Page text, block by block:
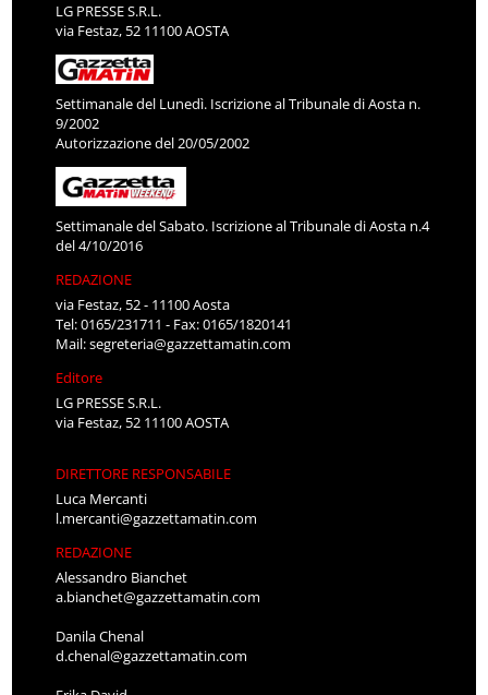
LG PRESSE S.R.L.
via Festaz, 52 11100 AOSTA
Settimanale del Lunedì. Iscrizione al Tribunale di Aosta n.
9/2002
Autorizzazione del 20/05/2002
Settimanale del Sabato. Iscrizione al Tribunale di Aosta n.4
del 4/10/2016
REDAZIONE
via Festaz, 52 - 11100 Aosta
Tel: 0165/231711 - Fax: 0165/1820141
Mail:segreteria@gazzettamatin.com
Editore
LG PRESSE S.R.L.
via Festaz, 52 11100 AOSTA
DIRETTORE RESPONSABILE
Luca Mercanti
l.mercanti@gazzettamatin.com
REDAZIONE
Alessandro Bianchet
a.bianchet@gazzettamatin.com
Danila Chenal
d.chenal@gazzettamatin.com